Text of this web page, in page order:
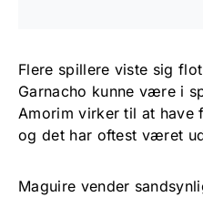
Flere spillere viste sig
Garnacho kunne være i
Amorim virker til at have
og det har oftest været
Maguire vender